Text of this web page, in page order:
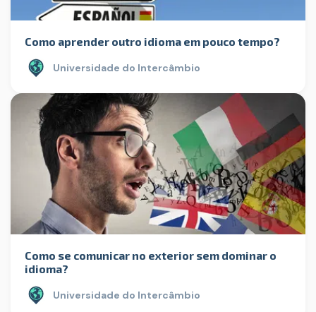
Como aprender outro idioma em pouco tempo?
Universidade do Intercâmbio
Como se comunicar no exterior sem dominar o
idioma?
Universidade do Intercâmbio